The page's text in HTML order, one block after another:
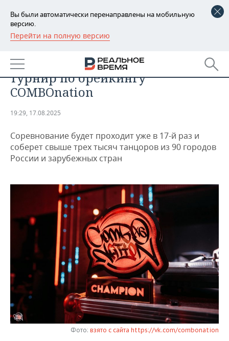
Вы были автоматически перенаправлены на мобильную
версию.
Перейти на полную версию
РЕГИОНЫ
БАШКОРТОСТАН
ТАТАРСТАН
НОВОСТИ
АНАЛИТИКА
ДЕКЛАРАЦИИ О ДОХОДАХ
КОРОЛИ ГОСЗАКАЗА ПФО
КОМУ ПРИНАДЛЕЖАТ
ТОРГОВЫЕ ЦЕНТРЫ
ТАТАРСТАНА
НОВОСТИ ЭКОНОМИКИ
ФИНАНСЫ
ИНВЕСТИЦИИ
ПРОМЫШЛЕННОСТЬ
НОВОСТИ
ПРОМЫШЛЕННОСТИ
АГРОПРОМ
МАШИНОСТРОЕНИЕ
НЕФТЕХИМИЯ
НЕФТЬ
ОПК
ЭНЕРГЕТИКА
НЕДВИЖИМОСТЬ
НОВОСТИ АВТО
НОВОСТИ БИЗНЕСА
РОЗНИЧНАЯ ТОРГОВЛЯ
ТРАНСПОРТ
УСЛУГИ
ТЕХНОЛОГИИ
НОВОСТИ ТЕХНОЛОГИЙ
IT
МЕДИА
ТЕЛЕКОММУНИКАЦИИ
МЕРОПРИЯТИЯ
НОВОСТИ МЕРОПРИЯТИЙ
ВЫЕЗДНАЯ РЕДАКЦИЯ
БИЗНЕС-БРАНЧИ
СПОРТ
НОВОСТИ СПОРТА
ФУТБОЛ
ОБЩЕСТВО
НОВОСТИ ОБЩЕСТВА
ФОТОГАЛЕРЕЯ
Казань примет масштабный
турнир по брейкингу
COMBOnation
19:29, 17.08.2025
Соревнование будет проходит уже в 17-й раз и
соберет свыше трех тысяч танцоров из 90 городов
России и зарубежных стран
Фото: взято с сайта https://vk.com/combonation